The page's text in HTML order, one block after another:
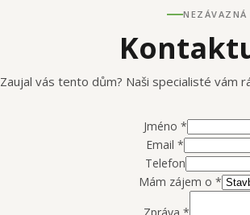
Zaujal vás tento dům? Naši specialisté vám
Jméno *
Email *
Telefon
Mám zájem o *